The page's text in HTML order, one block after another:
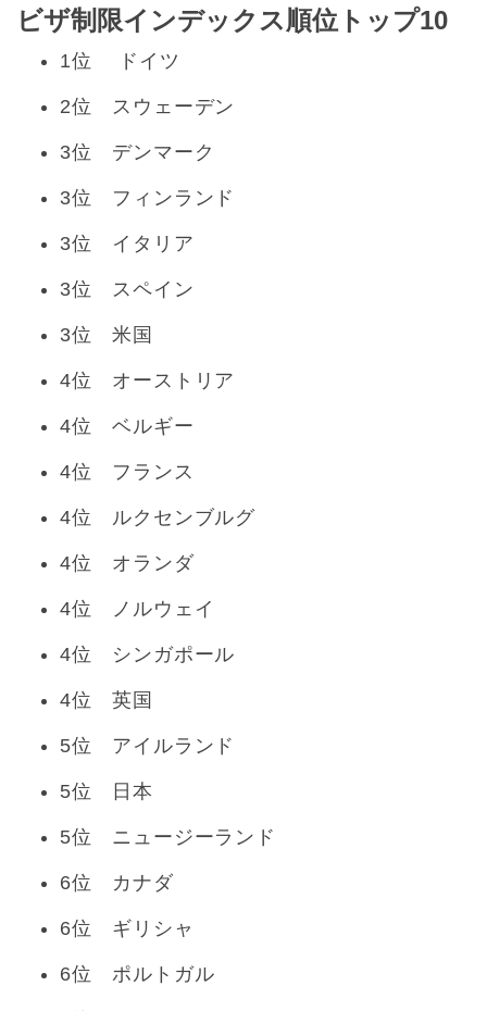
ビザ制限インデックス順位トップ10
1位 ドイツ
2位 スウェーデン
3位 デンマーク
3位 フィンランド
3位 イタリア
3位 スペイン
3位 米国
4位 オーストリア
4位 ベルギー
4位 フランス
4位 ルクセンブルグ
4位 オランダ
4位 ノルウェイ
4位 シンガポール
4位 英国
5位 アイルランド
5位 日本
5位 ニュージーランド
6位 カナダ
6位 ギリシャ
6位 ポルトガル